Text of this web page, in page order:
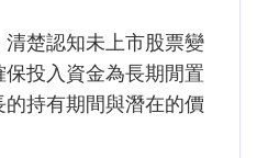
清楚認知未上市股票變
投入資金為長期閒置
持有期間與潛在的價